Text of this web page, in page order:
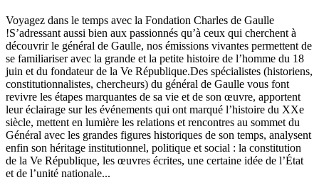
Voyagez dans le temps avec la Fondation Charles de Gaulle
!S’adressant aussi bien aux passionnés qu’à ceux qui cherchent à
découvrir le général de Gaulle, nos émissions vivantes permettent de
se familiariser avec la grande et la petite histoire de l’homme du 18
juin et du fondateur de la Ve République.Des spécialistes (historiens,
constitutionnalistes, chercheurs) du général de Gaulle vous font
revivre les étapes marquantes de sa vie et de son œuvre, apportent
leur éclairage sur les événements qui ont marqué l’histoire du XXe
siècle, mettent en lumière les relations et rencontres au sommet du
Général avec les grandes figures historiques de son temps, analysent
enfin son héritage institutionnel, politique et social : la constitution
de la Ve République, les œuvres écrites, une certaine idée de l’État
et de l’unité nationale...